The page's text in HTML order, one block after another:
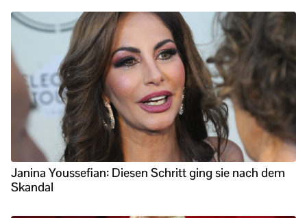
Janina Youssefian: Diesen Schritt ging sie nach dem
Skandal